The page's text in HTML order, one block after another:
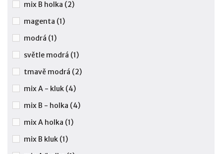
mix B holka (2)
magenta (1)
modrá (1)
světle modrá (1)
tmavě modrá (2)
mix A - kluk (4)
mix B - holka (4)
mix A holka (1)
mix B kluk (1)